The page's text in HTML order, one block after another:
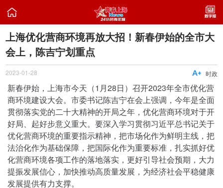

上海优化营商环境再放大招！新春伊始的全市大
会上，陈吉宁划重点
2023-01-28 时政

新春伊始，上海市今天（1月28日）召开2023年全市优化营
商环境建设大会。市委书记陈吉宁在会上强调，今年是全面
贯彻落实党的二十大精神的开局之年，优化营商环境对于开
好局、起好步意义重大。要深入学习贯彻习近平总书记关于
优化营商环境的重要指示精神，把市场化作为鲜明主线，把
法治化作为基础保障，把国际化作为重要标准，扎实抓好优
化营商环境各项工作的落地落实，更好引导社会预期，大力
提振发展信心，加快推动高质量发展，为经济社会平稳健康
发展提供有力支撑。